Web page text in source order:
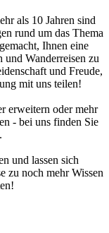
als 10 Jahren sind
rund um das Thema
Ihnen eine
Wanderreisen zu
und Freude,
mit uns teilen!
erweitern oder mehr
- bei uns finden Sie
und lassen sich
zu noch mehr Wissen